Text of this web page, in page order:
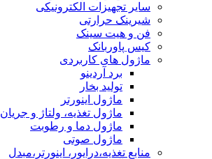
سایر تجهیزات الکترونیکی
شیرینک حرارتی
فن و هیت سینک
کیس پاوربانک
ماژول های کاربردی
برد آردینو
تولید بخار
ماژول اینورتر
ماژول تغذیه، ولتاژ و جریان
ماژول دما و رطوبت
ماژول صوتی
منابع تغذیه،درایور، اینورتر،مبدل